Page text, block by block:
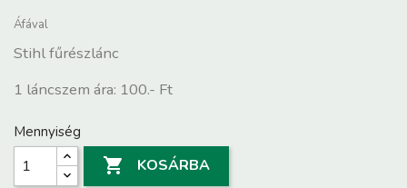
Áfával
Stihl fűrészlánc
1 láncszem ára: 100.- Ft
Mennyiség
 KOSÁRBA